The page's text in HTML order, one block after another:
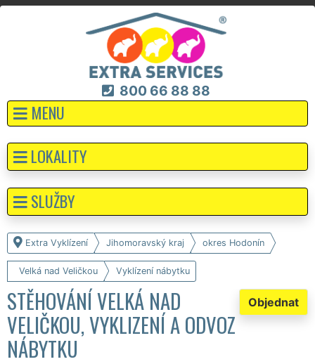
800 66 88 88
MENU
Extra Vyklízení Jihomoravský kraj okres Hodonín
Velká nad Veličkou Vyklízení nábytku
Objednat
STĚHOVÁNÍ VELKÁ NAD
VELIČKOU, VYKLIZENÍ A ODVOZ
NÁBYTKU
LOKALITY
SLUŽBY